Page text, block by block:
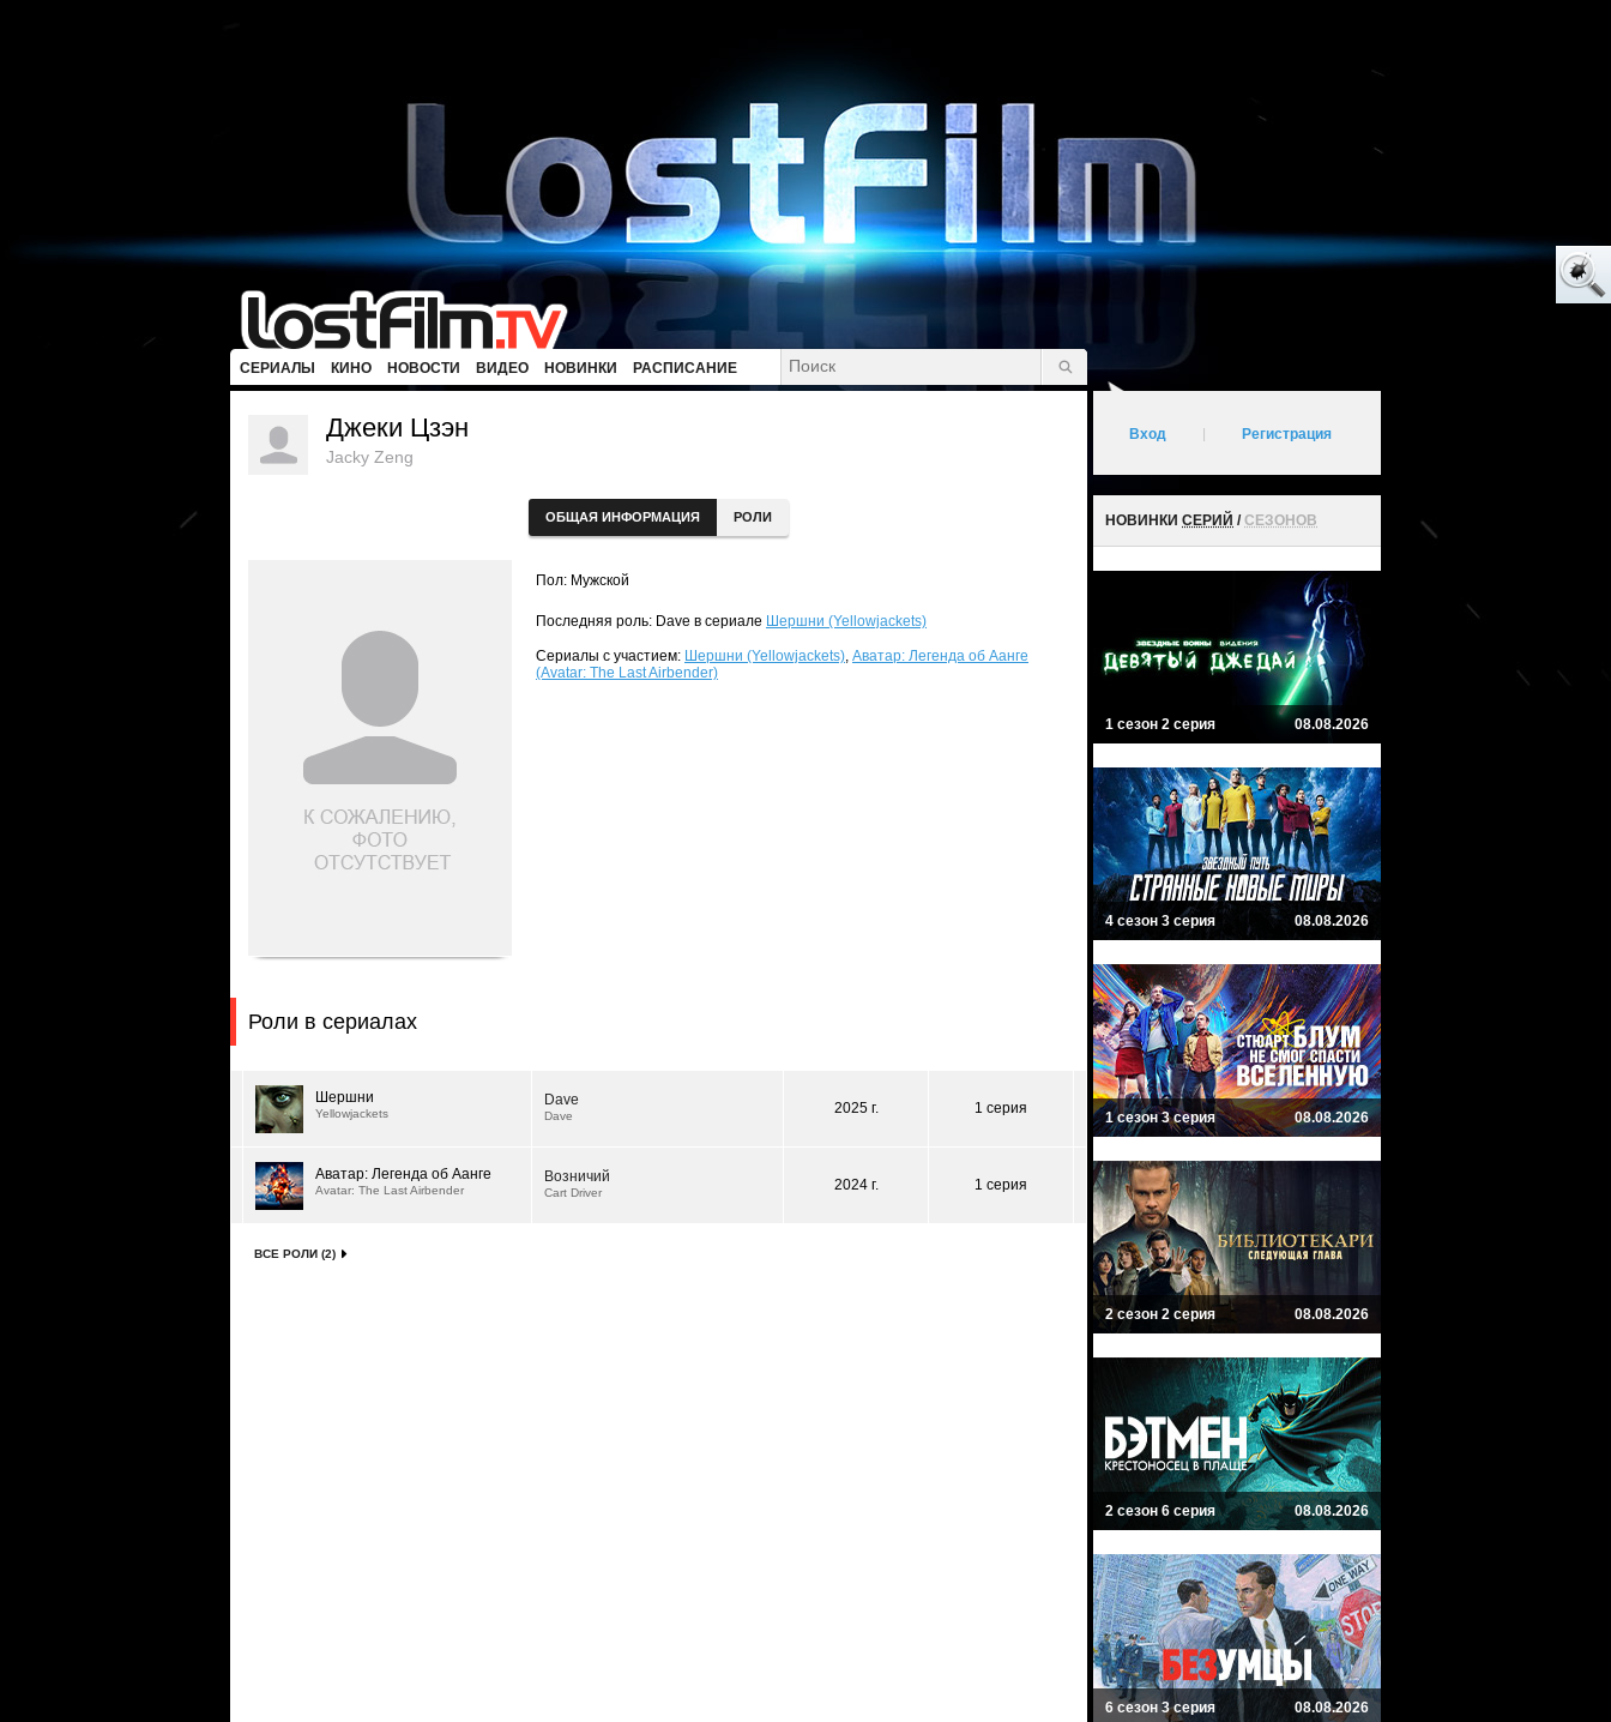
СЕРИАЛЫ КИНО НОВОСТИ ВИДЕО НОВИНКИ РАСПИСАНИЕ
Джеки Цзэн
Jacky Zeng
ОБЩАЯ ИНФОРМАЦИЯ РОЛИ
Пол: Мужской
Последняя роль: Dave в сериале Шершни (Yellowjackets)
Сериалы с участием: Шершни (Yellowjackets), Аватар: Легенда об Аанге
(Avatar: The Last Airbender)
Роли в сериалах
Шершни
Yellowjackets
Dave
Dave 2025 г. 1 серия
Аватар: Легенда об Аанге
Avatar: The Last Airbender
Возничий
Cart Driver 2024 г. 1 серия
ВСЕ РОЛИ (2)
Вход Регистрация
НОВИНКИ СЕРИЙ /СЕЗОНОВ
1 сезон 2 серия 08.08.2026
4 сезон 3 серия 08.08.2026
1 сезон 3 серия 08.08.2026
2 сезон 2 серия 08.08.2026
2 сезон 6 серия 08.08.2026
6 сезон 3 серия 08.08.2026